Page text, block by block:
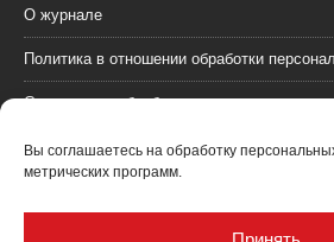
Вы соглашаетесь на обработку
метрических программ.
О журнале
Политика в отношении обработки
Согласие на обработку персональных
Пользовательское соглашение (оферта)